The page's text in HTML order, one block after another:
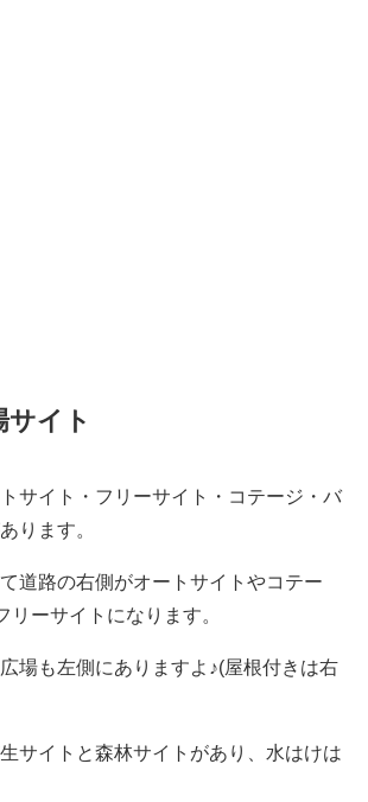
サイト
サイト・フリーサイト・コテージ・バ
ります。
道路の右側がオートサイトやコテー
リーサイトになります。
場も左側にありますよ♪(屋根付きは右
サイトと森林サイトがあり、水はけは